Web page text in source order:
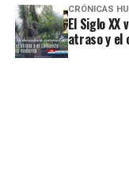
CRÓNICAS
El Siglo XX
atraso y el